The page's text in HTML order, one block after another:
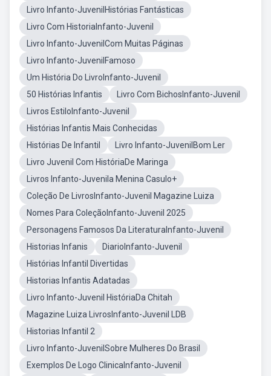
Livro Infanto-JuvenilHistórias Fantásticas
Livro Com HistoriaInfanto-Juvenil
Livro Infanto-JuvenilCom Muitas Páginas
Livro Infanto-JuvenilFamoso
Um História Do LivroInfanto-Juvenil
50 Histórias Infantis
Livro Com BichosInfanto-Juvenil
Livros EstiloInfanto-Juvenil
Histórias Infantis Mais Conhecidas
Histórias De Infantil
Livro Infanto-JuvenilBom Ler
Livro Juvenil Com HistóriaDe Maringa
Livros Infanto-Juvenila Menina Casulo+
Coleção De LivrosInfanto-Juvenil Magazine Luiza
Nomes Para ColeçãoInfanto-Juvenil 2025
Personagens Famosos Da LiteraturaInfanto-Juvenil
Historias Infanis
DiarioInfanto-Juvenil
Histórias Infantil Divertidas
Historias Infantis Adatadas
Livro Infanto-Juvenil HistóriaDa Chitah
Magazine Luiza LivrosInfanto-Juvenil LDB
Historias Infantil 2
Livro Infanto-JuvenilSobre Mulheres Do Brasil
Exemplos De Logo ClinicaInfanto-Juvenil